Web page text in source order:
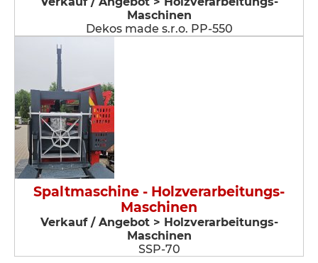
Maschinen
Dekos made s.r.o. PP-550
Spaltmaschine - Holzverarbeitungs-
Maschinen
Verkauf / Angebot > Holzverarbeitungs-
Maschinen
SSP-70